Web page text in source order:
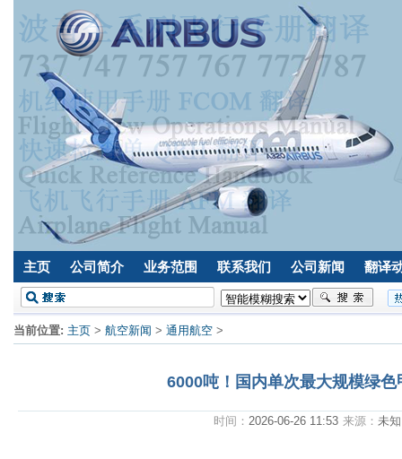
主页 公司简介 业务范围 联系我们 公司新闻 翻译
当前位置: 主页 > 航空新闻 > 通用航空 >
6000吨！国内单次最大规模绿
时间： 2026-06-26 11:53 来源： 未